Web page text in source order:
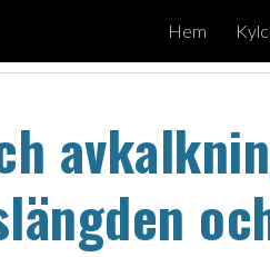
Skip to main content
Hem